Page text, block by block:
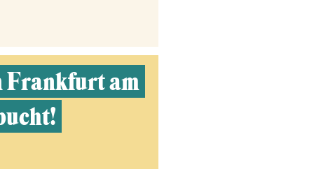
Frankfurt am